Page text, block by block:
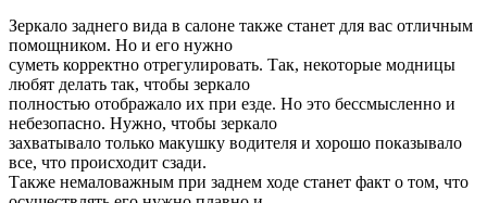
Зеркало заднего вида в салоне также станет для вас отличным
помощником. Но и его нужно
суметь корректно отрегулировать. Так, некоторые модницы
любят делать так, чтобы зеркало
полностью отображало их при езде. Но это бессмысленно и
небезопасно. Нужно, чтобы зеркало
захватывало только макушку водителя и хорошо показывало
все, что происходит сзади.
Также немаловажным при заднем ходе станет факт о том, что